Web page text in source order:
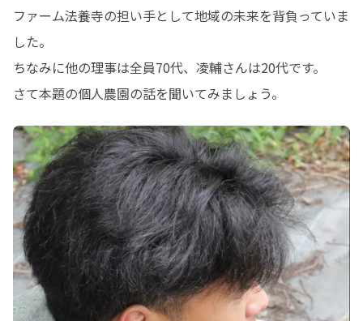
ファーム法養寺の担い手として地域の未来を背負っていま
した。
ちなみに他の理事は全員70代、凌輔さんは20代です。
さて本題の個人農園の話を聞いてみましょう。